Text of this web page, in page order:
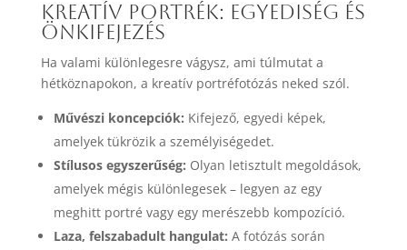
Kreatív portrék: Egyediség és
önkifejezés
Ha valami különlegesre vágysz, ami túlmutat a
hétköznapokon, a kreatív portréfotózás neked szól.
Művészi koncepciók: Kifejező, egyedi képek,
amelyek tükrözik a személyiségedet.
Stílusos egyszerűség: Olyan letisztult megoldások,
amelyek mégis különlegesek – legyen az egy
meghitt portré vagy egy merészebb kompozíció.
Laza, felszabadult hangulat: A fotózás során